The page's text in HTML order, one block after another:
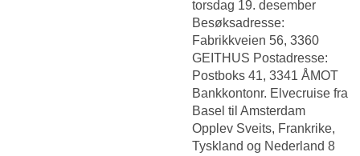
torsdag 19. desember
Besøksadresse:
Fabrikkveien 56, 3360
GEITHUS Postadresse:
Postboks 41, 3341 ÅMOT
Bankkontonr. Elvecruise fra
Basel til Amsterdam
Opplev Sveits, Frankrike,
Tyskland og Nederland 8